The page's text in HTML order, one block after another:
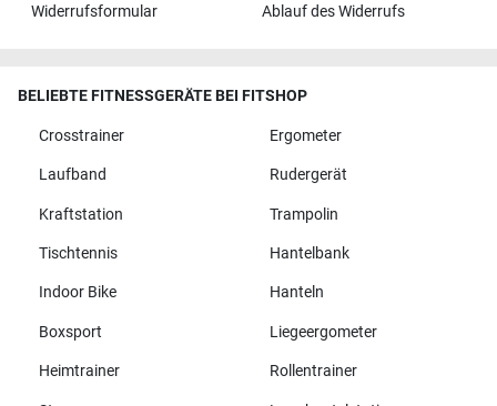
Widerrufsformular Ablauf des Widerrufs
BELIEBTE FITNESSGERÄTE BEI FITSHOP
Crosstrainer Ergometer
Laufband Rudergerät
Kraftstation Trampolin
Tischtennis Hantelbank
Indoor Bike Hanteln
Boxsport Liegeergometer
Heimtrainer Rollentrainer